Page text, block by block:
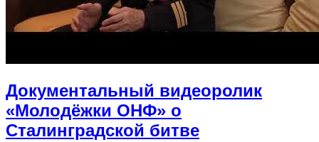
Документальный видеоролик
«Молодёжки ОНФ» о
Сталинградской битве